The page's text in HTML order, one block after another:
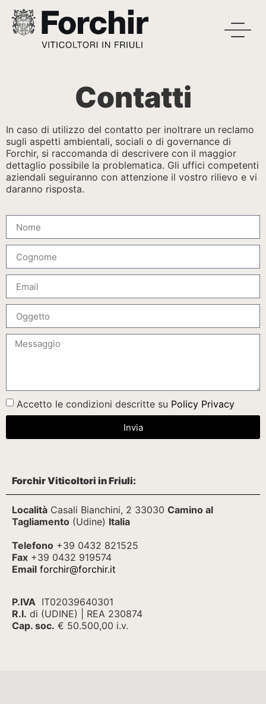
Contatti
In caso di utilizzo del contatto per inoltrare un reclamo
sugli aspetti ambientali, sociali o di governance di
Forchir, si raccomanda di descrivere con il maggior
dettaglio possibile la problematica. Gli uffici competenti
aziendali seguiranno con attenzione il vostro rilievo e vi
daranno risposta.
Accetto le condizioni descritte su Policy Privacy
Invia
Forchir Viticoltori in Friuli:
Località Casali Bianchini, 2 33030 Camino al
Tagliamento (Udine) Italia
Telefono +39 0432 821525
Fax +39 0432 919574
Email forchir@forchir.it
P.IVA IT02039640301
R.I. di (UDINE) | REA 230874
Cap. soc. € 50.500,00 i.v.